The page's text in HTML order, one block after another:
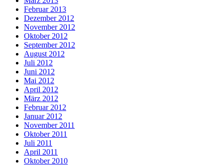
Februar 2013
Dezember 2012
November 2012
Oktober 2012
September 2012
August 2012
Juli 2012
Juni 2012
Mai 2012
April 2012
März 2012
Februar 2012
Januar 2012
November 2011
Oktober 2011
Juli 2011
April 2011
Oktober 2010